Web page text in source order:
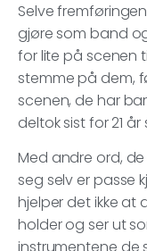
Selve
gjøre som band
for lite på scenen
stemme på dem,
scenen, de har
deltok sist for 21 år
Med andre ord,
seg selv er passe
hjelper det ikke at
holder og ser ut